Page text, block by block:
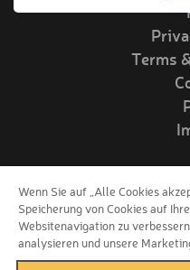
Terms
Wenn Sie auf „Alle Cookies
Speicherung von Cookies auf
Websitenavigation zu
analysieren und unsere